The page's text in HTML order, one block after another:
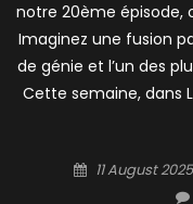
notre 20ème épisode,
Imaginez une fusion
de génie et l’un des
Cette semaine, dans
Posted
11 August 2025